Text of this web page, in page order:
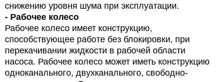
снижению уровня шума при эксплуатации.
- Рабочее колесо
Рабочее колесо имеет конструкцию,
способствующее работе без блокировки, при
перекачивании жидкости в рабочей области
насоса. Рабочее колесо может иметь конструкцию
одноканального, двухканального, свободно-